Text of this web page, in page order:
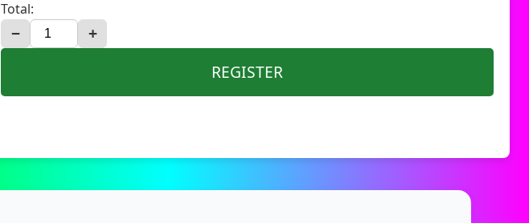
Total:
− +
REGISTER